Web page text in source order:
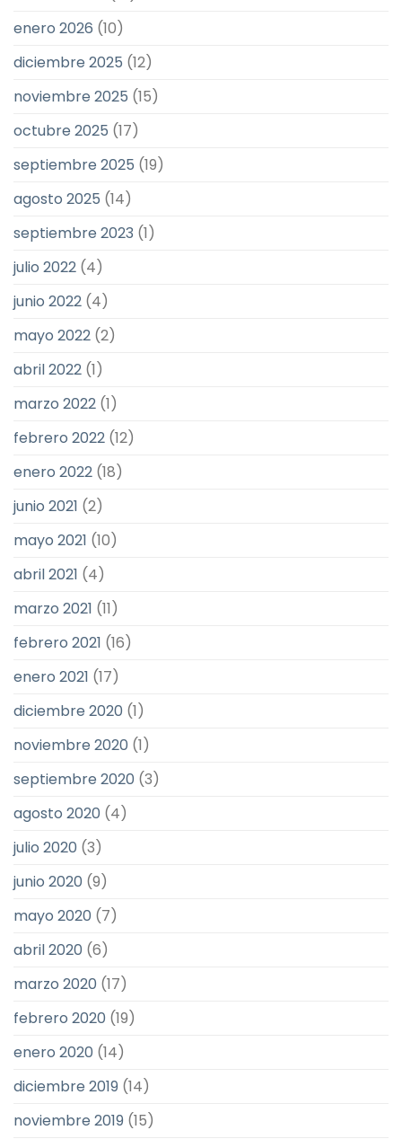
enero 2026 (10)
diciembre 2025 (12)
noviembre 2025 (15)
octubre 2025 (17)
septiembre 2025 (19)
agosto 2025 (14)
septiembre 2023 (1)
julio 2022 (4)
junio 2022 (4)
mayo 2022 (2)
abril 2022 (1)
marzo 2022 (1)
febrero 2022 (12)
enero 2022 (18)
junio 2021 (2)
mayo 2021 (10)
abril 2021 (4)
marzo 2021 (11)
febrero 2021 (16)
enero 2021 (17)
diciembre 2020 (1)
noviembre 2020 (1)
septiembre 2020 (3)
agosto 2020 (4)
julio 2020 (3)
junio 2020 (9)
mayo 2020 (7)
abril 2020 (6)
marzo 2020 (17)
febrero 2020 (19)
enero 2020 (14)
diciembre 2019 (14)
noviembre 2019 (15)